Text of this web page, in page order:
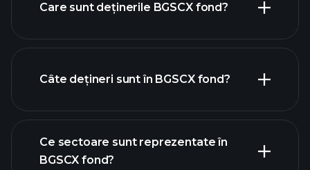
holdings
Care sunt deținerile BGSCX fond?
holdings
Câte dețineri sunt în BGSCX fond?
holdings
Ce sectoare sunt reprezentate în
BGSCX fond?